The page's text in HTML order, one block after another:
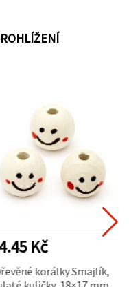
Kč
korálky Smajlík,